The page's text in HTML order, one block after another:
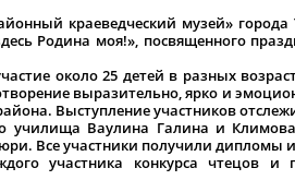
краеведческий музей»
Родина моя!», посвященного
около 25 детей в разных
выразительно, ярко и
Выступление участников
училища Ваулина Галина и
Все участники получили дипломы
участника конкурса чтецов и